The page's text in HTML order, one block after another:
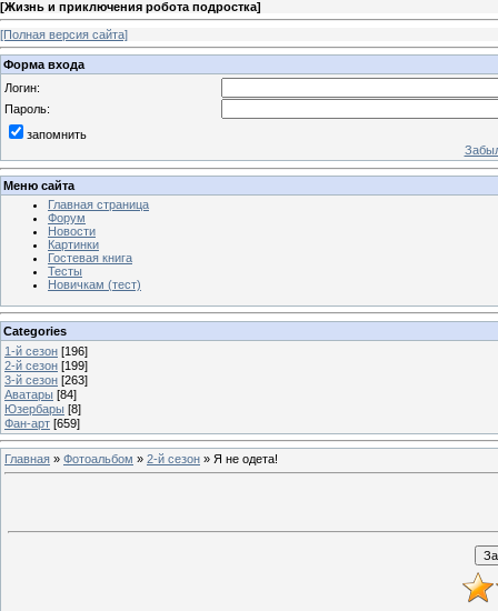
[Жизнь и приключения робота подростка]
[Полная версия сайта]
Форма входа
Логин:
Пароль:
запомнить
Меню сайта
Главная страница
Форум
Новости
Картинки
Гостевая книга
Тесты
Новичкам (тест)
Categories
1-й сезон [196]
2-й сезон [199]
3-й сезон [263]
Аватары [84]
Юзербары [8]
Фан-арт [659]
Главная » Фотоальбом » 2-й сезон » Я не одета!